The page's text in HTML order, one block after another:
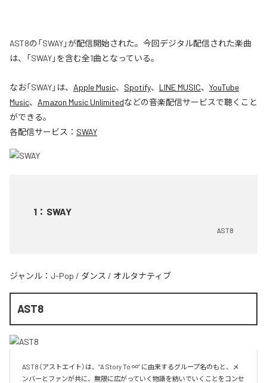
AST8の「SWAY」が配信開始された。今回デジタル配信された楽曲
は、「SWAY」を含む全1曲となっている。
なお「SWAY」は、 Apple Music、 Spotify、 LINE MUSIC、 YouTube
Music、 Amazon Music Unlimitedなどの音楽配信サービスで聴くこと
ができる。
各配信サービス： SWAY
1 ： SWAY
AST8
ジャンル： J-Pop / ダンス / オルタナティブ
AST8
AST8（アストエイト）は、“A Story To ∞” に由来するグループ名のもと、メ
ンバーとファンが共に、無限に広がっていく物語を紡いでいくことをコンセ